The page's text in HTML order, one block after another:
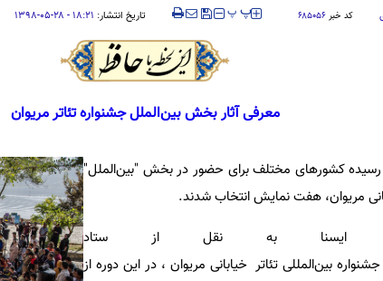
کد خبر۶۸۵۰۵۶ ‍‍‍ پپ تاریخ انتشار: ۱۸:۲۱ - ۲۸-۰۵-۱۳۹۸
معرفی آثار بخش بین‌الملل جشنواره تئاتر مریوان
رسیده کشورهای مختلف برای حضور در بخش "بین‌الملل"
مریوان، هفت نمایش انتخاب شدند.
ایسنا به نقل از ستاد
بین‌المللی تئاتر خیابانی مریوان ، در این دوره از